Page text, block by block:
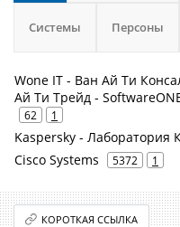
Системы Персоны
Wone IT - Ван Ай Ти
Ай Ти Трейд -
62 1
Kaspersky - Лаборатория
Cisco Systems 5372 1
КОРОТКАЯ ССЫЛКА